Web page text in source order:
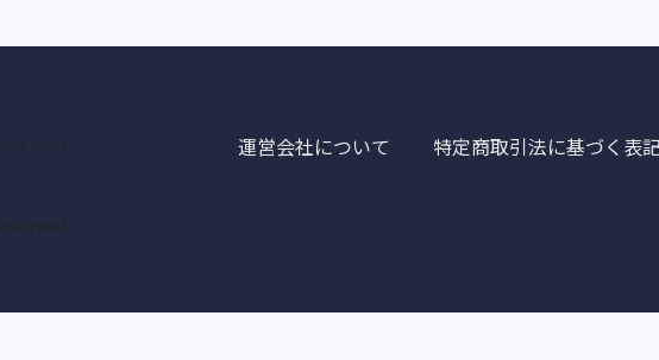
ィング 運営会社について 特定商取引法に基づく表